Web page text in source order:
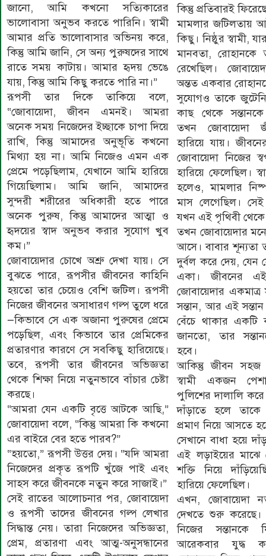
জানো, আমি কখনো সত্যিকারের
ভালোবাসা অনুভব করতে পারিনি। স্বামী
আমার প্রতি ভালোবাসার অভিনয় করে,
কিন্তু আমি জানি, সে অন্য পুরুষদের সাথে
রাতে সময় কাটায়। আমার হৃদয় ভেঙে
যায়, কিন্তু আমি কিছু করতে পারি না।”
রূপসী তার দিকে তাকিয়ে বলে,
“জোবায়েদা, জীবন এমনই। আমরা
অনেক সময় নিজেদের ইচ্ছাকে চাপা দিয়ে
রাখি, কিন্তু আমাদের অনুভূতি কখনো
মিথ্যা হয় না। আমি নিজেও এমন এক
প্রেমে পড়েছিলাম, যেখানে আমি হারিয়ে
গিয়েছিলাম। আমি জানি, আমাদের
সুন্দরী শরীরের অধিকারী হতে পারে
অনেক পুরুষ, কিন্তু আমাদের আত্মা ও
হৃদয়ের স্বাদ অনুভব করার সুযোগ খুব
কম।”
জোবায়েদার চোখে অশ্রু দেখা যায়। সে
বুঝতে পারে, রূপসীর জীবনের কাহিনি
হয়তো তার চেয়েও বেশি জটিল। রূপসী
নিজের জীবনের অসাধারণ গল্প তুলে ধরে
—কিভাবে সে এক অজানা পুরুষের প্রেমে
পড়েছিল, এবং কিভাবে তার প্রেমিকের
প্রতারণার কারণে সে সবকিছু হারিয়েছে।
তবে, রূপসী তার জীবনের অভিজ্ঞতা
থেকে শিক্ষা নিয়ে নতুনভাবে বাঁচার চেষ্টা
করছে।
“আমরা যেন একটি বৃত্তে আটকে আছি,”
জোবায়েদা বলে, “কিন্তু আমরা কি কখনো
এর বাইরে বের হতে পারব?”
“হয়তো,” রূপসী উত্তর দেয়। “যদি আমরা
নিজেদের প্রকৃত রূপটি খুঁজে পাই এবং
সাহস করে জীবনকে নতুন করে সাজাই।”
সেই রাতের আলোচনার পর, জোবায়েদা
ও রূপসী তাদের জীবনের গল্প লেখার
সিদ্ধান্ত নেয়। তারা নিজেদের অভিজ্ঞতা,
প্রেম, প্রতারণা এবং আত্ম-অনুসন্ধানের
কিন্তু প্রতিবারই
মামলার জটিলতায়
কিছু। নিষ্ঠুর স্বামী,
মানবতা,
রেখেছিল।
অন্তত একবার
সুযোগও তাকে
কাছ থেকে
তখন জোবায়েদা
হারিয়ে যায়।
জোবায়েদা নিজের
হারিয়ে ফেলেছিল।
হলেও, মামলার
মাস লেগেছিল।
যখন এই পৃথিবী থেকে
তখন জোবায়েদার
আসে। বাবার শূন্যতা
দুর্বল করে দেয়, যেন
একা। জীবনের
জোবায়েদার একমাত্র
সন্তান, আর এই
বেঁচে থাকার একটি
জানতো, তার
হবে।
আকিন্তু জীবন সহজ
স্বামী একজন
পুলিশের দালালি করে
দাঁড়াতে হলে তাকে
প্রমাণ নিয়ে আসতে
সেখানে বাধা হয়ে
এই লড়াইয়ের মাঝে
শক্তি নিয়ে
হারিয়ে ফেলেছিল।
এখন, জোবায়েদা
দেখতে শুরু করেছে।
নিজের সন্তানকে
আরেকবার যুদ্ধ